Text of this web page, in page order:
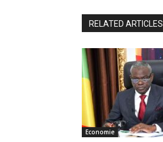
RELATED ARTICLES
Economie